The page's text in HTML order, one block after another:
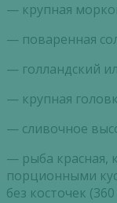
— крупная
— поваренная
— голландский
— крупная
— сливочное
— рыба красная,
порционными
без косточек (360